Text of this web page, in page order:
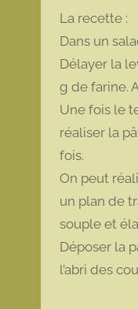
La recette :
Dans un
Délayer la
g de farine.
Une fois le
réaliser la
fois.
On peut
un plan de
souple et
Déposer la
l’abri des